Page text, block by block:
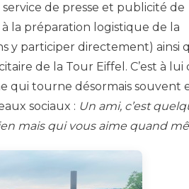
de presse et publicité de
la préparation logistique de la
y participer directement) ainsi
de la Tour Eiffel. C’est à lui
qui tourne désormais souvent
sociaux : Un ami, c’est
mais qui vous aime quand